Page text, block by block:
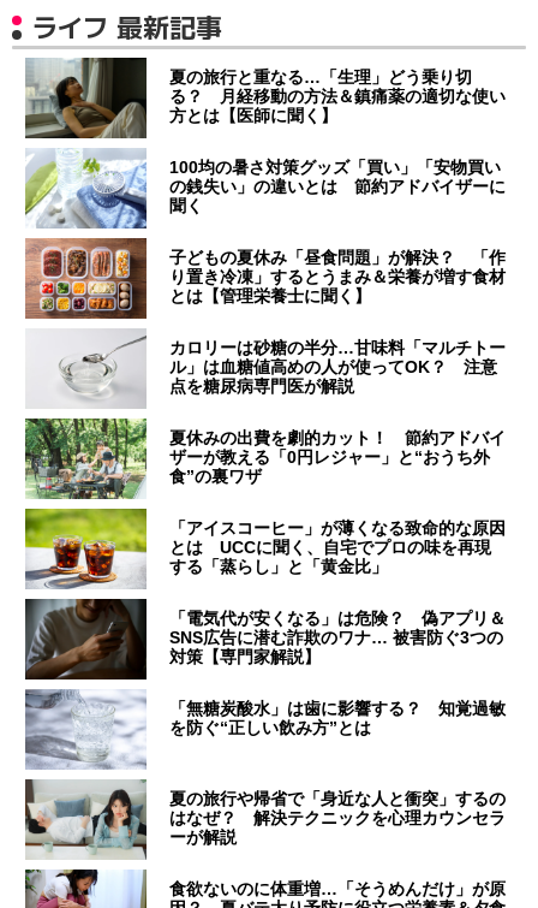
ライフ 最新記事
夏の旅行と重なる…「生理」どう乗り切
る？ 月経移動の方法＆鎮痛薬の適切な使い
方とは【医師に聞く】
100均の暑さ対策グッズ「買い」「安物買い
の銭失い」の違いとは 節約アドバイザーに
聞く
子どもの夏休み「昼食問題」が解決？ 「作
り置き冷凍」するとうまみ＆栄養が増す食材
とは【管理栄養士に聞く】
カロリーは砂糖の半分…甘味料「マルチトー
ル」は血糖値高めの人が使ってOK？ 注意
点を糖尿病専門医が解説
夏休みの出費を劇的カット！ 節約アドバイ
ザーが教える「0円レジャー」と“おうち外
食”の裏ワザ
「アイスコーヒー」が薄くなる致命的な原因
とは UCCに聞く、自宅でプロの味を再現
する「蒸らし」と「黄金比」
「電気代が安くなる」は危険？ 偽アプリ＆
SNS広告に潜む詐欺のワナ… 被害防ぐ3つの
対策【専門家解説】
「無糖炭酸水」は歯に影響する？ 知覚過敏
を防ぐ“正しい飲み方”とは
夏の旅行や帰省で「身近な人と衝突」するの
はなぜ？ 解決テクニックを心理カウンセラ
ーが解説
食欲ないのに体重増…「そうめんだけ」が原